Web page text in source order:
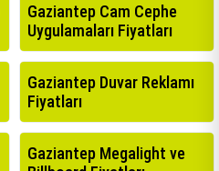
Gaziantep Cam Cephe
Uygulamaları Fiyatları
Gaziantep Duvar Reklamı
Fiyatları
Gaziantep Megalight ve